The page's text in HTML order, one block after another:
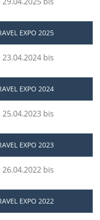
EXPO 2025
bis
EXPO 2024
bis
EXPO 2023
bis
EXPO 2022